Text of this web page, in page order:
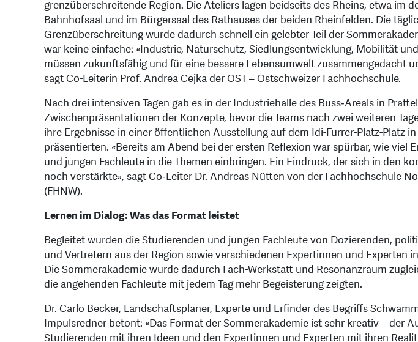
grenzüberschreitende Region. Die Ateliers lagen beidseits des Rheins, etwa im
Bahnhofsaal und im Bürgersaal des Rathauses der beiden Rheinfelden. Die
Grenzüberschreitung wurde dadurch schnell ein gelebter Teil der
war keine einfache: «Industrie, Naturschutz, Siedlungsentwicklung, Mobilität
müssen zukunftsfähig und für eine bessere Lebensumwelt zusammengedacht
sagt Co-Leiterin Prof. Andrea Cejka der OST – Ostschweizer Fachhochschule.
Nach drei intensiven Tagen gab es in der Industriehalle des Buss‑Areals in
Zwischenpräsentationen der Konzepte, bevor die Teams nach zwei weiteren
ihre Ergebnisse in einer öffentlichen Ausstellung auf dem Idi-Furrer-Platz-Platz
präsentierten. «Bereits am Abend bei der ersten Reflexion war spürbar, wie viel
und jungen Fachleute in die Themen einbringen. Ein Eindruck, der sich in den
noch verstärkte», sagt Co‑Leiter Dr. Andreas Nütten von der Fachhochschule
(FHNW).
Lernen im Dialog: Was das Format leistet
Begleitet wurden die Studierenden und jungen Fachleute von Dozierenden,
und Vertretern aus der Region sowie verschiedenen Expertinnen und Experten
Die Sommerakademie wurde dadurch Fach-Werkstatt und Resonanzraum
die angehenden Fachleute mit jedem Tag mehr Begeisterung zeigten.
Dr. Carlo Becker, Landschaftsplaner, Experte und Erfinder des Begriffs
Impulsredner betont: «Das Format der Sommerakademie ist sehr kreativ – der
Studierenden mit ihren Ideen und den Expertinnen und Experten mit ihren